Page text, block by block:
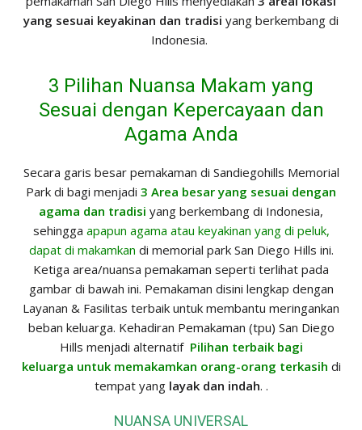
yang sesuai keyakinan dan tradisi yang berkembang di
Indonesia.
3 Pilihan Nuansa Makam yang
Sesuai dengan Kepercayaan dan
Agama Anda
Secara garis besar pemakaman di Sandiegohills Memorial
Park di bagi menjadi 3 Area besar yang sesuai dengan
agama dan tradisi yang berkembang di Indonesia,
sehingga apapun agama atau keyakinan yang di peluk,
dapat di makamkan di memorial park San Diego Hills ini.
Ketiga area/nuansa pemakaman seperti terlihat pada
gambar di bawah ini. Pemakaman disini lengkap dengan
Layanan & Fasilitas terbaik untuk membantu meringankan
beban keluarga. Kehadiran Pemakaman (tpu) San Diego
Hills menjadi alternatif Pilihan terbaik bagi
keluarga untuk memakamkan orang-orang terkasih di
tempat yang layak dan indah. .
NUANSA UNIVERSAL